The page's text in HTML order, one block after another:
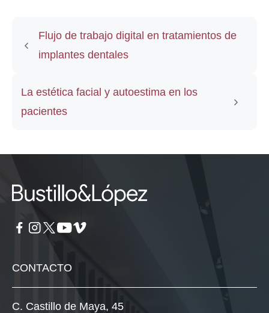
Flujo de trabajo digital en tratamientos de
implantes dentales
La estética facial y autoestima en los
pacientes
CONTACTO
C. Castillo de Maya, 45